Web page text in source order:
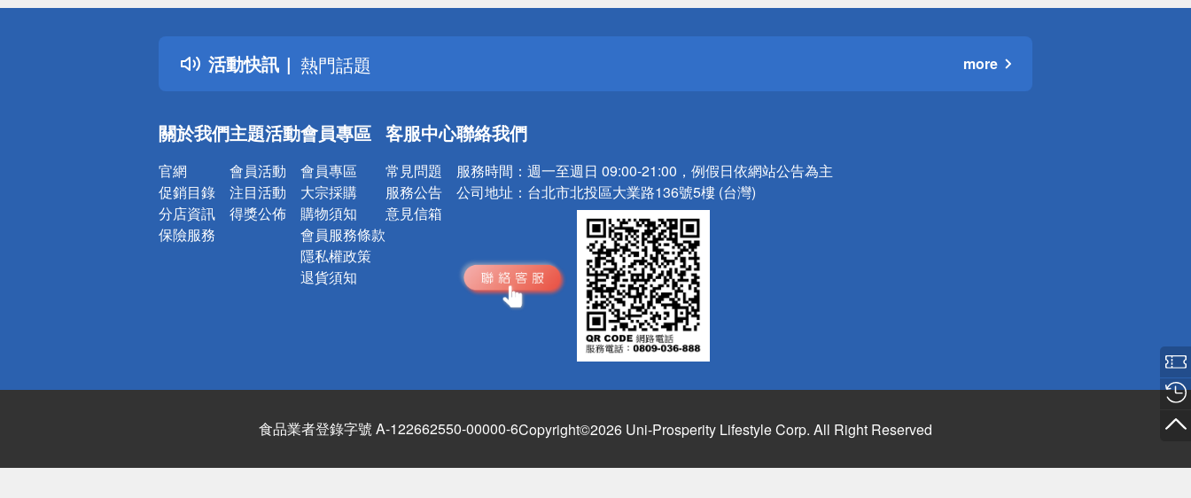
活動快訊
詐騙網頁！請小心！
得獎公告
熱門話題
銀行優惠
詐騙網頁！請小心！
more
關於我們
官網
促銷目錄
分店資訊
保險服務
主題活動
會員活動
注目活動
得獎公佈
會員專區
會員專區
大宗採購
購物須知
會員服務條款
隱私權政策
退貨須知
客服中心
常見問題
服務公告
意見信箱
聯絡我們
服務時間： 週一至週日 09:00-21:00，例假日依網站公告為主
公司地址： 台北市北投區大業路136號5樓 (台灣)
食品業者登錄字號 A-122662550-00000-6Copyright©2026 Uni-Prosperity Lifestyle Corp. All Right Reserved